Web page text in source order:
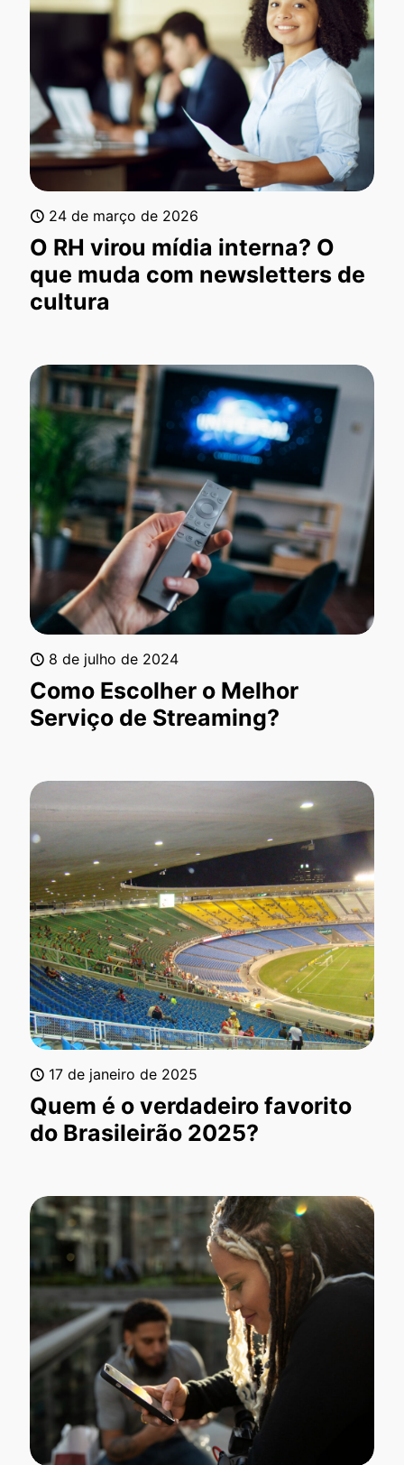
24 de março de 2026
O RH virou mídia interna? O
que muda com newsletters de
cultura
8 de julho de 2024
Como Escolher o Melhor
Serviço de Streaming?
17 de janeiro de 2025
Quem é o verdadeiro favorito
do Brasileirão 2025?